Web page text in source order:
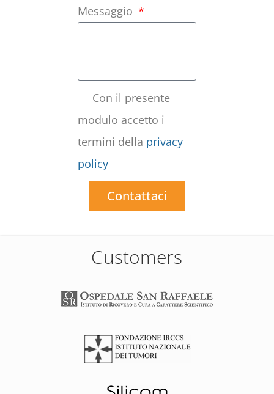
Messaggio
Con il presente
modulo accetto i
termini della privacy
policy
Contattaci
Customers